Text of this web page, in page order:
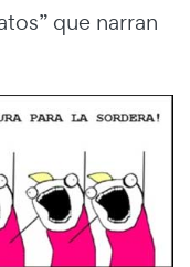
que narran